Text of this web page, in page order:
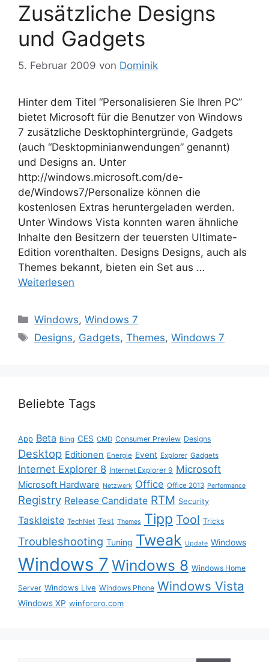
Zusätzliche Designs
und Gadgets
5. Februar 2009 von Dominik
Hinter dem Titel “Personalisieren Sie Ihren PC”
bietet Microsoft für die Benutzer von Windows
7 zusätzliche Desktophintergründe, Gadgets
(auch “Desktopminianwendungen” genannt)
und Designs an. Unter
http://windows.microsoft.com/de-
de/Windows7/Personalize können die
kostenlosen Extras heruntergeladen werden.
Unter Windows Vista konnten waren ähnliche
Inhalte den Besitzern der teuersten Ultimate-
Edition vorenthalten. Designs Designs, auch als
Themes bekannt, bieten ein Set aus …
Weiterlesen
Kategorien
Windows,Windows 7
Schlagwörter
Designs, Gadgets,Themes,Windows 7
Beliebte Tags
App Beta Bing CES CMD Consumer Preview Designs
Desktop Editionen Energie Event Explorer Gadgets
Internet Explorer 8 Internet Explorer 9 Microsoft
Microsoft Hardware Netzwerk Office Office 2013 Performance
Registry Release Candidate RTM Security
Taskleiste TechNet Test Themes Tipp Tool Tricks
Troubleshooting Tuning Tweak Update Windows
Windows 7 Windows 8 Windows Home
Server Windows Live Windows Phone Windows Vista
Windows XP winforpro.com